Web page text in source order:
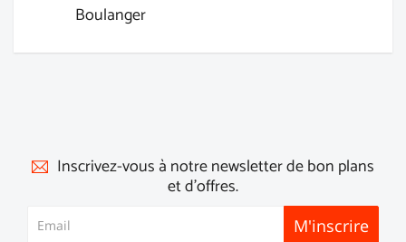
Boulanger
Inscrivez-vous à notre newsletter de bon plans
et d'offres.
M'inscrire